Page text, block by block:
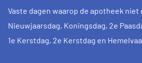
Vaste dagen waarop de apotheek niet
Nieuwjaarsdag, Koningsdag, 2e
1e Kerstdag, 2e Kerstdag en